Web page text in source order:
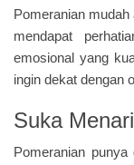
Pomeranian
mendapat
emosional yang
ingin dekat dengan
Suka
Pomeranian